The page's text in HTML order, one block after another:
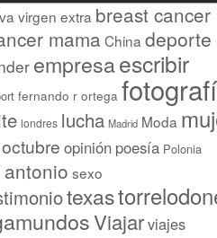
virgen extra breast cancer
mama China deporte
empresaescribir
fernando r ortega
londres lucha Madrid Moda
octubre opinión poesía Polonia
sexo
texas
Viajarviajes